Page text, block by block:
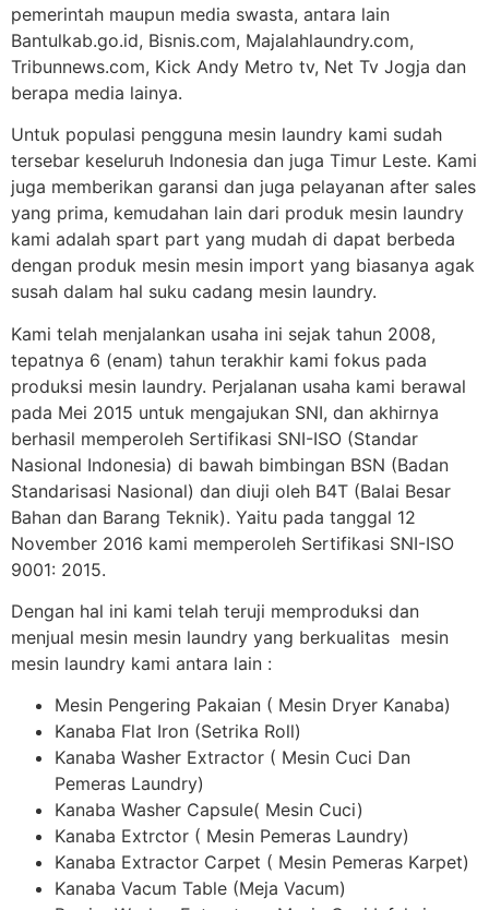
pemerintah maupun media swasta, antara lain
Bantulkab.go.id, Bisnis.com, Majalahlaundry.com,
Tribunnews.com, Kick Andy Metro tv, Net Tv Jogja dan
berapa media lainya.
Untuk populasi pengguna mesin laundry kami sudah
tersebar keseluruh Indonesia dan juga Timur Leste. Kami
juga memberikan garansi dan juga pelayanan after sales
yang prima, kemudahan lain dari produk mesin laundry
kami adalah spart part yang mudah di dapat berbeda
dengan produk mesin mesin import yang biasanya agak
susah dalam hal suku cadang mesin laundry.
Kami telah menjalankan usaha ini sejak tahun 2008,
tepatnya 6 (enam) tahun terakhir kami fokus pada
produksi mesin laundry. Perjalanan usaha kami berawal
pada Mei 2015 untuk mengajukan SNI, dan akhirnya
berhasil memperoleh Sertifikasi SNI-ISO (Standar
Nasional Indonesia) di bawah bimbingan BSN (Badan
Standarisasi Nasional) dan diuji oleh B4T (Balai Besar
Bahan dan Barang Teknik). Yaitu pada tanggal 12
November 2016 kami memperoleh Sertifikasi SNI-ISO
9001: 2015.
Dengan hal ini kami telah teruji memproduksi dan
menjual mesin mesin laundry yang berkualitas mesin
mesin laundry kami antara lain :
Mesin Pengering Pakaian ( Mesin Dryer Kanaba)
Kanaba Flat Iron (Setrika Roll)
Kanaba Washer Extractor ( Mesin Cuci Dan
Pemeras Laundry)
Kanaba Washer Capsule( Mesin Cuci)
Kanaba Extrctor ( Mesin Pemeras Laundry)
Kanaba Extractor Carpet ( Mesin Pemeras Karpet)
Kanaba Vacum Table (Meja Vacum)